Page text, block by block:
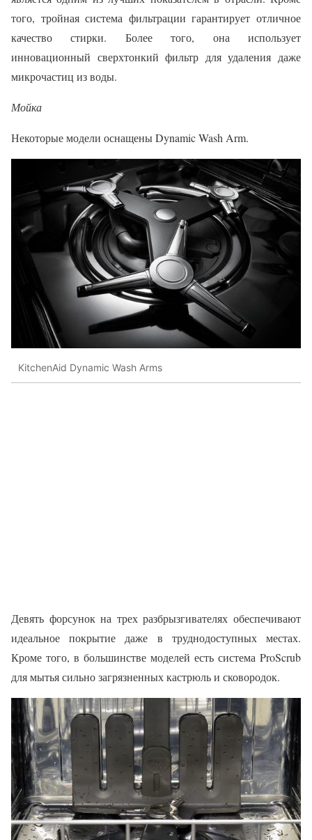
того, тройная система фильтрации гарантирует отличное
качество стирки. Более того, она использует
инновационный сверхтонкий фильтр для удаления даже
микрочастиц из воды.
Мойка
Некоторые модели оснащены Dynamic Wash Arm.
KitchenAid Dynamic Wash Arms
Девять форсунок на трех разбрызгивателях обеспечивают
идеальное покрытие даже в труднодоступных местах.
Кроме того, в большинстве моделей есть система ProScrub
для мытья сильно загрязненных кастрюль и сковородок.